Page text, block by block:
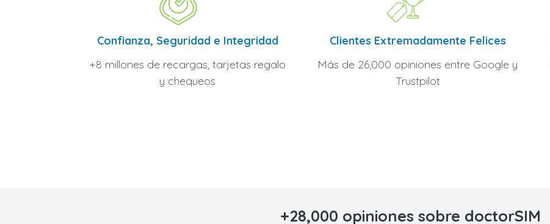
Confianza, Seguridad e Integridad
+8 millones de recargas, tarjetas regalo
y chequeos
Clientes Extremadamente Felices
Más de 26,000 opiniones entre Google y
Trustpilot
+28,000 opiniones sobre doctorSIM